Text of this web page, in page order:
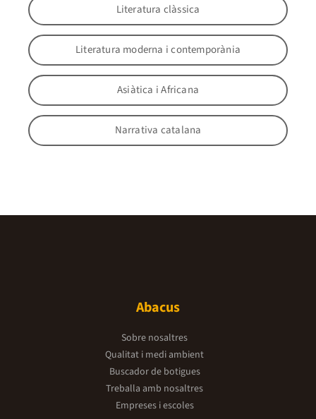
Literatura clàssica
Literatura moderna i contemporània
Asiàtica i Africana
Narrativa catalana
Abacus
Sobre nosaltres
Qualitat i medi ambient
Buscador de botigues
Treballa amb nosaltres
Empreses i escoles